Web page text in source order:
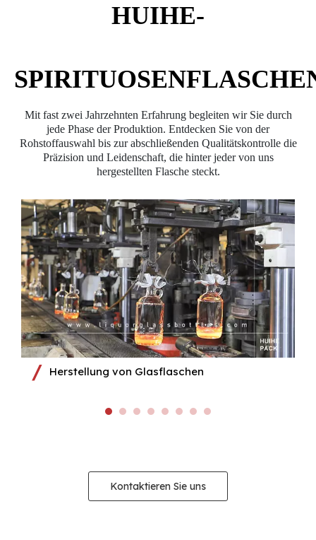
HUIHE-
Mit fast zwei Jahrzehnten Erfahrung begleiten wir Sie durch
jede Phase der Produktion. Entdecken Sie von der
Rohstoffauswahl bis zur abschließenden Qualitätskontrolle die
Präzision und Leidenschaft, die hinter jeder von uns
hergestellten Flasche steckt.​​​​​​​
Herstellung von Glasflaschen
Kontaktieren Sie uns